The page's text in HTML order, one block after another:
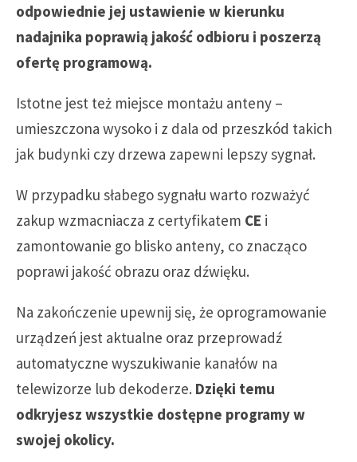
odpowiednie jej ustawienie w kierunku
nadajnika poprawią jakość odbioru i poszerzą
ofertę programową.
Istotne jest też miejsce montażu anteny –
umieszczona wysoko i z dala od przeszkód takich
jak budynki czy drzewa zapewni lepszy sygnał.
W przypadku słabego sygnału warto rozważyć
zakup wzmacniacza z certyfikatem CE i
zamontowanie go blisko anteny, co znacząco
poprawi jakość obrazu oraz dźwięku.
Na zakończenie upewnij się, że oprogramowanie
urządzeń jest aktualne oraz przeprowadź
automatyczne wyszukiwanie kanałów na
telewizorze lub dekoderze. Dzięki temu
odkryjesz wszystkie dostępne programy w
swojej okolicy.